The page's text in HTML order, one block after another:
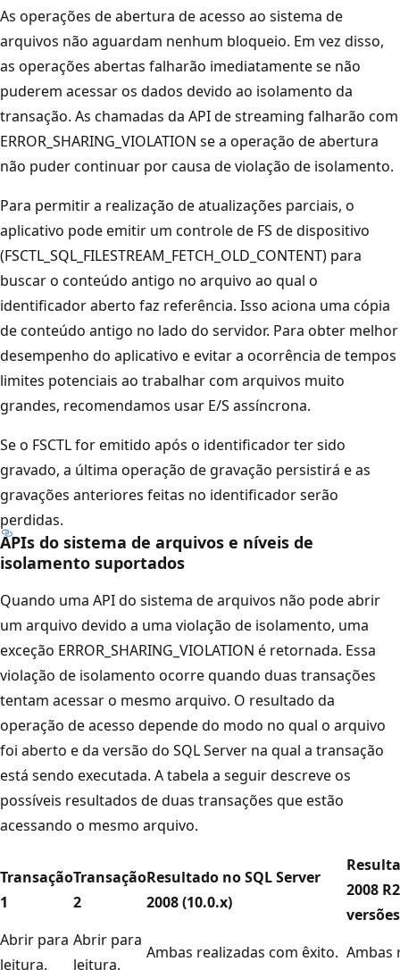
As operações de abertura de acesso ao sistema de
arquivos não aguardam nenhum bloqueio. Em vez disso,
as operações abertas falharão imediatamente se não
puderem acessar os dados devido ao isolamento da
transação. As chamadas da API de streaming falharão com
ERROR_SHARING_VIOLATION se a operação de abertura
não puder continuar por causa de violação de isolamento.
Para permitir a realização de atualizações parciais, o
aplicativo pode emitir um controle de FS de dispositivo
(FSCTL_SQL_FILESTREAM_FETCH_OLD_CONTENT) para
buscar o conteúdo antigo no arquivo ao qual o
identificador aberto faz referência. Isso aciona uma cópia
de conteúdo antigo no lado do servidor. Para obter melhor
desempenho do aplicativo e evitar a ocorrência de tempos
limites potenciais ao trabalhar com arquivos muito
grandes, recomendamos usar E/S assíncrona.
Se o FSCTL for emitido após o identificador ter sido
gravado, a última operação de gravação persistirá e as
gravações anteriores feitas no identificador serão
perdidas.
APIs do sistema de arquivos e níveis de
isolamento suportados
Quando uma API do sistema de arquivos não pode abrir
um arquivo devido a uma violação de isolamento, uma
exceção ERROR_SHARING_VIOLATION é retornada. Essa
violação de isolamento ocorre quando duas transações
tentam acessar o mesmo arquivo. O resultado da
operação de acesso depende do modo no qual o arquivo
foi aberto e da versão do SQL Server na qual a transação
está sendo executada. A tabela a seguir descreve os
possíveis resultados de duas transações que estão
acessando o mesmo arquivo.
Transação
1
Transação
2
Resultado no SQL Server
2008 (10.0.x)
2008
Abrir para
leitura.
Abrir para
leitura.
Ambas realizadas com êxito. Ambas